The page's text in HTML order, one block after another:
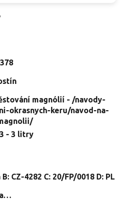
magnólií - /navody-
okrasnych-keru/navod-na-
- 3 litry
CZ-4282 C: 20/FP/0018 D: PL